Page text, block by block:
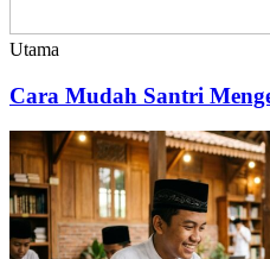
Utama
Cara Mudah Santri